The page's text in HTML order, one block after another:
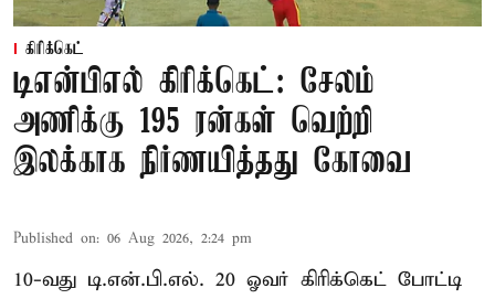
கிரிக்கெட்
டிஎன்பிஎல் கிரிக்கெட்: சேலம்
அணிக்கு 195 ரன்கள் வெற்றி
இலக்காக நிர்ணயித்தது கோவை
Published on: 06 Aug 2026, 2:24 pm
10-வது டி.என்.பி.எல். 20 ஓவர் கிரிக்கெட் போட்டி